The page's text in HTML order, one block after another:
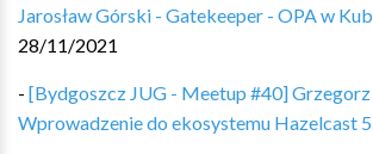
Jarosław Górski - Gatekeeper - OPA w
28/11/2021
- [Bydgoszcz JUG - Meetup #40]
Wprowadzenie do ekosystemu Hazelcast